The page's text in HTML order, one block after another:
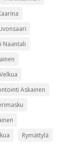
Naantali
Askainen
Rymättylä